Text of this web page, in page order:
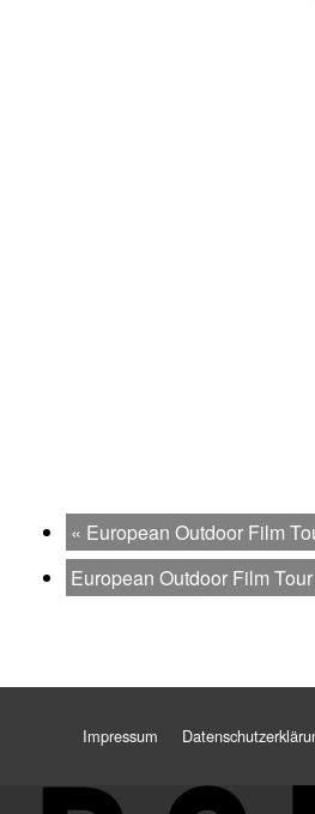
« European Outdoor Film
European Outdoor Film
Impressum